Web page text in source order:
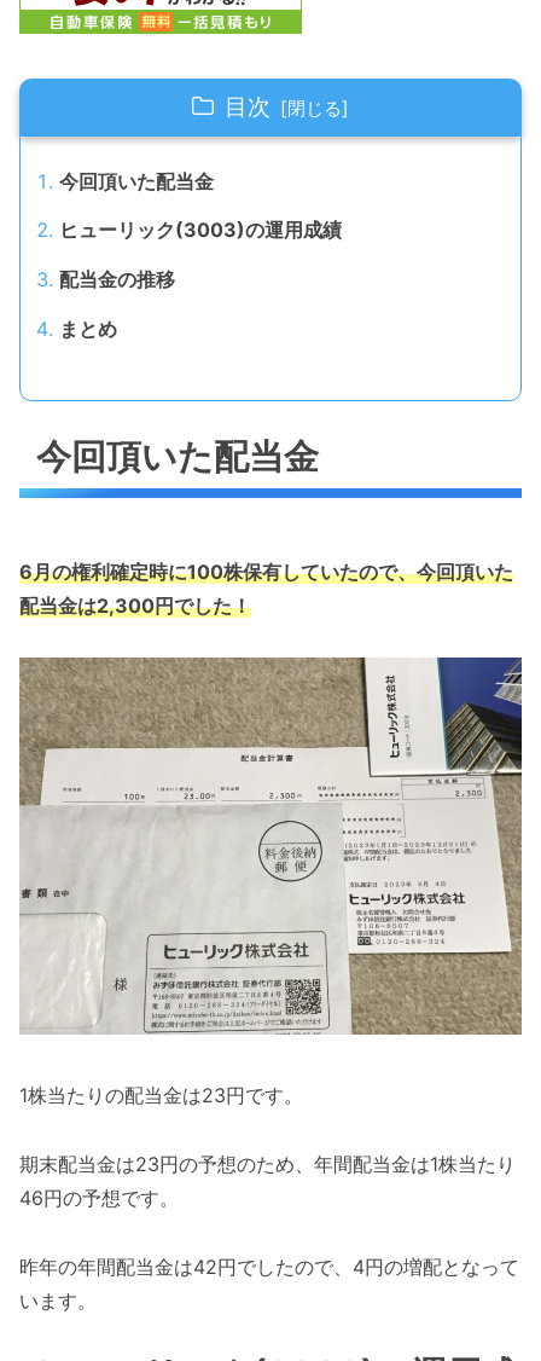
目次
今回頂いた配当金
ヒューリック(3003)の運用成績
配当金の推移
まとめ
今回頂いた配当金
6月の権利確定時に100株保有していたので、今回頂いた
配当金は2,300円でした！
1株当たりの配当金は23円です。
期末配当金は23円の予想のため、年間配当金は1株当たり
46円の予想です。
昨年の年間配当金は42円でしたので、4円の増配となって
います。